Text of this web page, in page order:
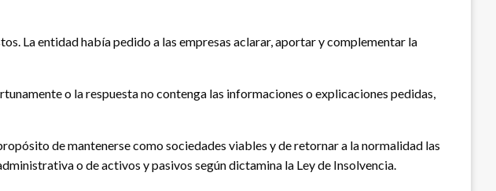
La entidad había pedido a las empresas aclarar, aportar y complementar la
o la respuesta no contenga las informaciones o explicaciones pedidas,
de mantenerse como sociedades viables y de retornar a la normalidad las
o de activos y pasivos según dictamina la Ley de Insolvencia.